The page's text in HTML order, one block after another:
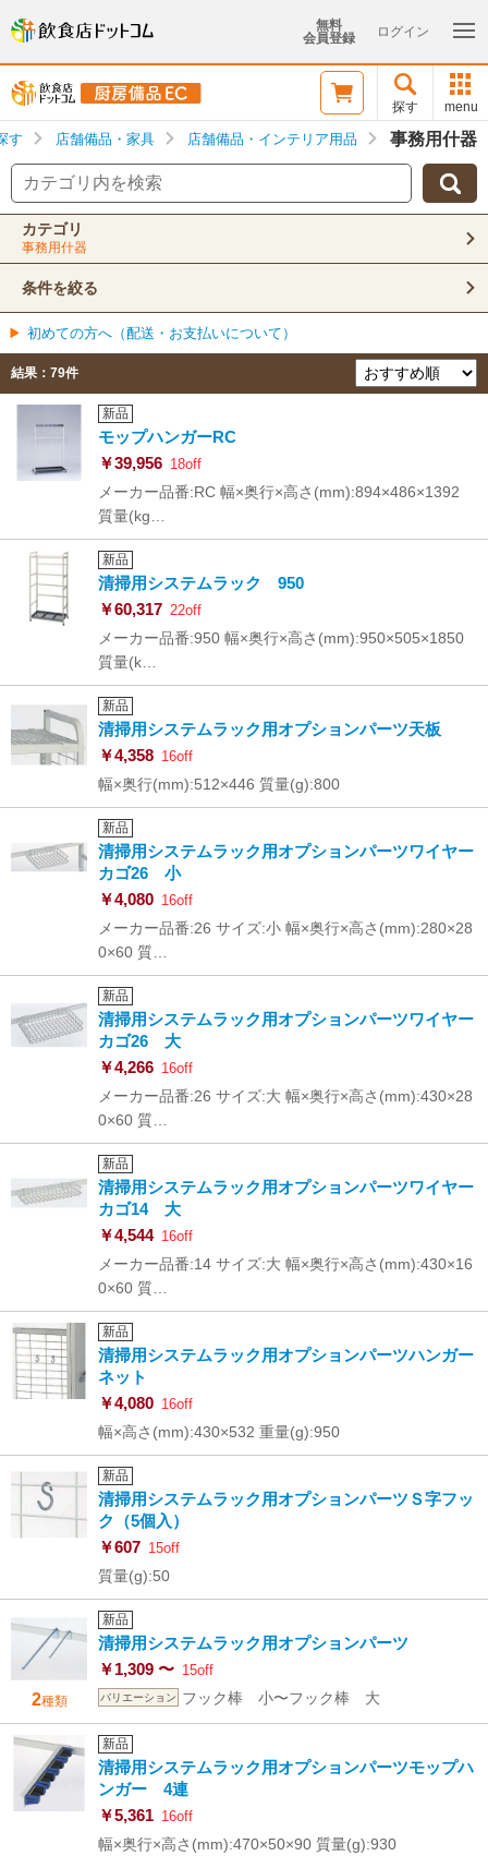
無料
会員登録
ログイン
探す menu
事務用什器
店舗備品・インテリア用品
店舗備品・家具
す
カテゴリ
事務用什器
条件を絞る
初めての方へ（配送・お支払いについて）
結果： 79件
新品
モップハンガーRC
￥39,956 18off
メーカー品番:RC 幅×奥行×高さ(mm):894×486×1392
質量(kg…
新品
清掃用システムラック 950
￥60,317 22off
メーカー品番:950 幅×奥行×高さ(mm):950×505×1850
質量(k…
新品
清掃用システムラック用オプションパーツ天板
￥4,358 16off
幅×奥行(mm):512×446 質量(g):800
新品
清掃用システムラック用オプションパーツワイヤー
カゴ26 小
￥4,080 16off
メーカー品番:26 サイズ:小 幅×奥行×高さ(mm):280×28
0×60 質…
新品
清掃用システムラック用オプションパーツワイヤー
カゴ26 大
￥4,266 16off
メーカー品番:26 サイズ:大 幅×奥行×高さ(mm):430×28
0×60 質…
新品
清掃用システムラック用オプションパーツワイヤー
カゴ14 大
￥4,544 16off
メーカー品番:14 サイズ:大 幅×奥行×高さ(mm):430×16
0×60 質…
新品
清掃用システムラック用オプションパーツハンガー
ネット
￥4,080 16off
幅×高さ(mm):430×532 重量(g):950
新品
清掃用システムラック用オプションパーツＳ字フッ
ク（5個入）
￥607 15off
質量(g):50
2種類
新品
清掃用システムラック用オプションパーツ
￥1,309 〜 15off
バリエーション フック棒 小〜フック棒 大
新品
清掃用システムラック用オプションパーツモップハ
ンガー 4連
￥5,361 16off
幅×奥行×高さ(mm):470×50×90 質量(g):930